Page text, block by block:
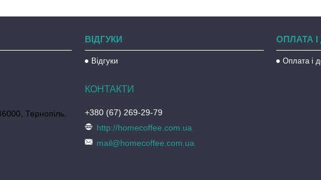
ВІДГУКИ
Відгуки
ОПЛАТА
Оплата і
Тернопіль,
+380 (67) 269-29-79
http://homecoffee.com.ua
mail@homecoffee.com.ua